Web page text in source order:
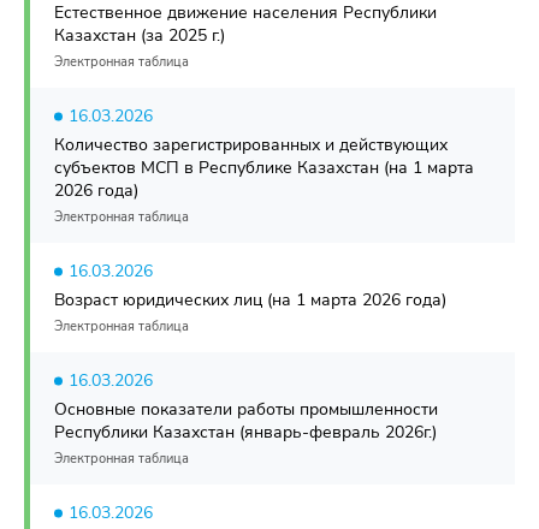
Естественное движение населения Республики
Казахстан (за 2025 г.)
Электронная таблица
16.03.2026
Количество зарегистрированных и действующих
субъектов МСП в Республике Казахстан (на 1 марта
2026 года)
Электронная таблица
16.03.2026
Возраст юридических лиц (на 1 марта 2026 года)
Электронная таблица
16.03.2026
Основные показатели работы промышленности
Республики Казахстан (январь-февраль 2026г.)
Электронная таблица
16.03.2026